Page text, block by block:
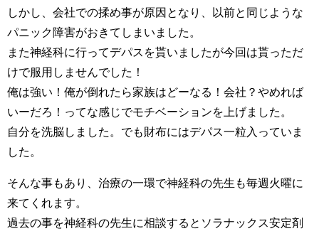
しかし、会社での揉め事が原因となり、以前と同じような
パニック障害がおきてしまいました。
また神経科に行ってデパスを貰いましたが今回は貰っただ
けで服用しませんでした！
俺は強い！俺が倒れたら家族はどーなる！会社？やめれば
いーだろ！ってな感じでモチベーションを上げました。
自分を洗脳しました。でも財布にはデパス一粒入っていま
した。
そんな事もあり、治療の一環で神経科の先生も毎週火曜に
来てくれます。
過去の事を神経科の先生に相談するとソラナックス安定剤